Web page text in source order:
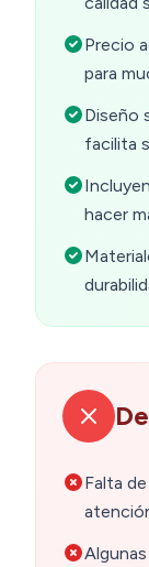
Precio
para
Diseño
facilita
hacer
Falta